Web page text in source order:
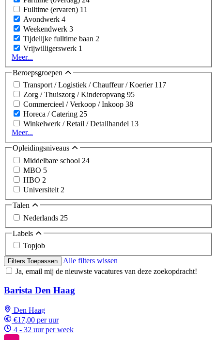
Fulltime (ervaren) 11
Avondwerk 4
Weekendwerk 3
Tijdelijke fulltime baan 2
Vrijwilligerswerk 1
Meer...
Beroepsgroepen
Transport / Logistiek / Chauffeur / Koerier 117
Zorg / Thuiszorg / Kinderopvang 95
Commercieel / Verkoop / Inkoop 38
Horeca / Catering 25
Winkelwerk / Retail / Detailhandel 13
Meer...
Opleidingsniveaus
Middelbare school 24
MBO 5
HBO 2
Universiteit 2
Talen
Nederlands 25
Labels
Topjob
Filters Toepassen
Alle filters wissen
Ja, email mij de nieuwste vacatures van deze zoekopdracht!
Barista Den Haag
Den Haag
€17,00 per uur
4 - 32 uur per week